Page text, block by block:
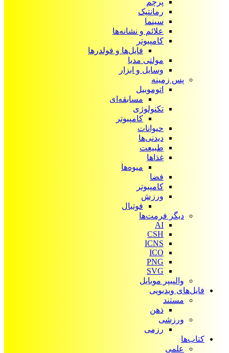
پرچم
رمانتیک
سینما
علائم و نشانه‌ها
کامپیوتر
فایل‌ها و فولدرها
مولتی مدیا
وسایل و ابزار
پس زمینه
اتوموبیل
مسابقه‌ای
تکنولوژی
کامپیوتر
حیوانات
دیدنی‌ها
طبیعت
غذاها
میوه‌ها
فضا
کامپیوتر
ورزش
فوتبال
دیگر فرمت‌ها
AI
CSH
ICNS
ICO
PNG
SVG
والپیپر موبایل
فایل‌های ویدیویی
مستند
ذهن
ورزشی
رزمی
کتاب‌ها
علمی